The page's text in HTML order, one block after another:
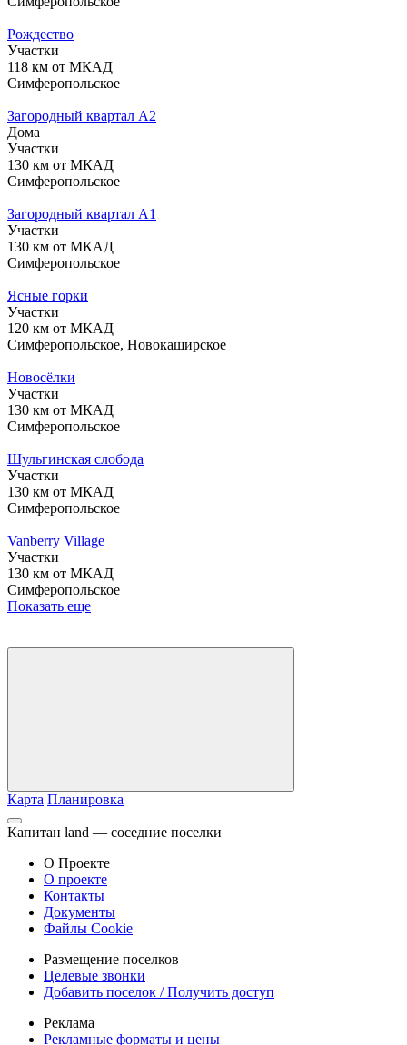
Рождество
Участки
118 км от МКАД
Симферопольское
Загородный квартал А2
Дома
Участки
130 км от МКАД
Симферопольское
Загородный квартал А1
Участки
130 км от МКАД
Симферопольское
Ясные горки
Участки
120 км от МКАД
Симферопольское, Новокаширское
Новосёлки
Участки
130 км от МКАД
Симферопольское
Шульгинская слобода
Участки
130 км от МКАД
Симферопольское
Vanberry Village
Участки
130 км от МКАД
Симферопольское
Показать еще
Карта Планировка
Капитан land — соседние поселки
О Проекте
О проекте
Контакты
Документы
Файлы Cookie
Размещение поселков
Целевые звонки
Добавить поселок / Получить доступ
Реклама
Рекламные форматы и цены